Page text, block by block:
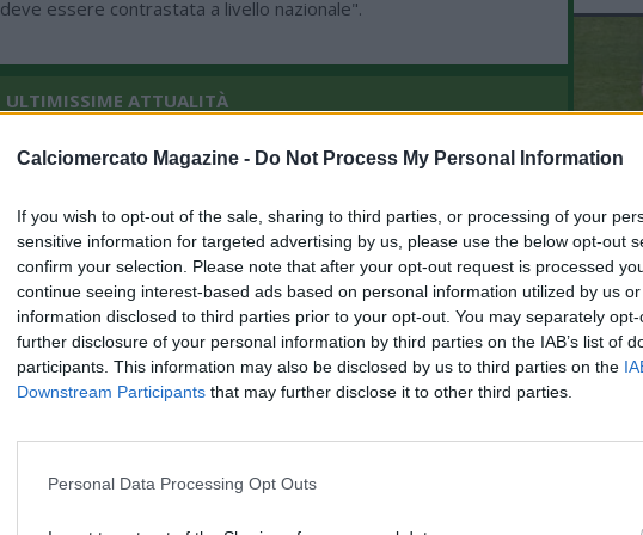
Calciomercato Magazine - Do Not Process My Personal Information
If you wish to opt-out of the sale, sharing to third parties, or processing of your
sensitive information for targeted advertising by us, please use the below opt-out
confirm your selection. Please note that after your opt-out request is processed
continue seeing interest-based ads based on personal information utilized by us
information disclosed to third parties prior to your opt-out. You may separately
further disclosure of your personal information by third parties on the IAB’s list of
participants. This information may also be disclosed by us to third parties on the
Downstream Participants that may further disclose it to other third parties.
Personal Data Processing Opt Outs
deve essere contrastata a livello nazionale".
ULTIMISSIME ATTUALITÀ
06.08 18:38 - METEO - Caldo record: alla
Stazione di Napoli e al mercato di
08.06 13:39 - IL VICEPREMIER - Tajani:
"Opas di Intesa su Mps, sono sempre
favorevole al libero mercato, quindi
non tocca a me fare il tifo per una
banca o per un'altra"
09.03 18:11 - RUSSIA - Putin: "Pronti a
cooperare con gli europei per
14.02 14:18 - NAUTICSUD - Afina,
del